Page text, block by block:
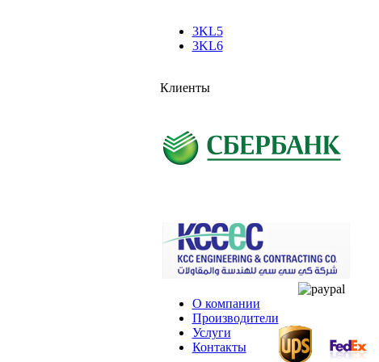
3KL5
3KL6
Клиенты
О компании
Производители
Услуги
Контакты